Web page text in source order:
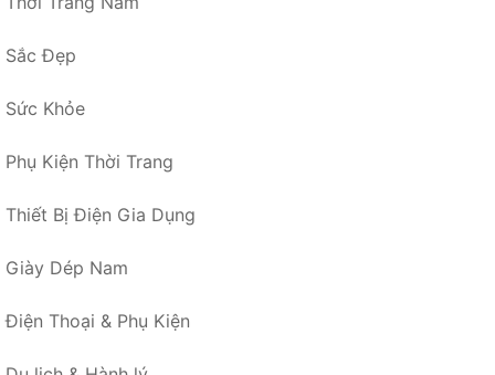
Sắc Đẹp
Sức Khỏe
Phụ Kiện Thời Trang
Thiết Bị Điện Gia Dụng
Giày Dép Nam
Điện Thoại & Phụ Kiện